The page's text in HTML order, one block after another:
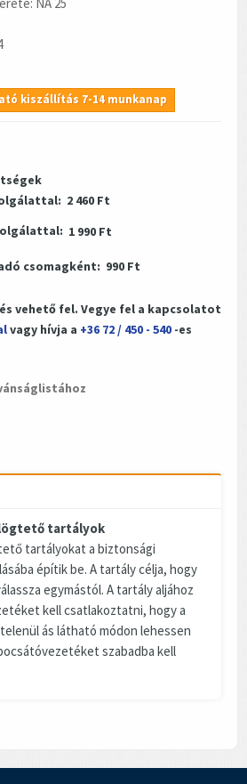
kiszállítás 7-14 munkanap
2 460 Ft
1 990 Ft
csomagként: 990 Ft
vehető fel. Vegye fel a kapcsolatot
vagy hívja a +36 72 / 450 - 540 -es
tartályok
tartályokat a biztonsági
építik be. A tartály célja, hogy
egymástól. A tartály aljához
kell csatlakoztatni, hogy a
ás látható módon lehessen
szabadba kell